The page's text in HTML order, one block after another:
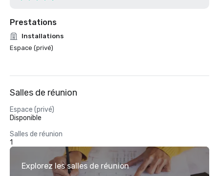
Prestations
Installations
Espace (privé)
Salles de réunion
Espace (privé)
Disponible
Salles de réunion
1
Explorez les salles de réunion